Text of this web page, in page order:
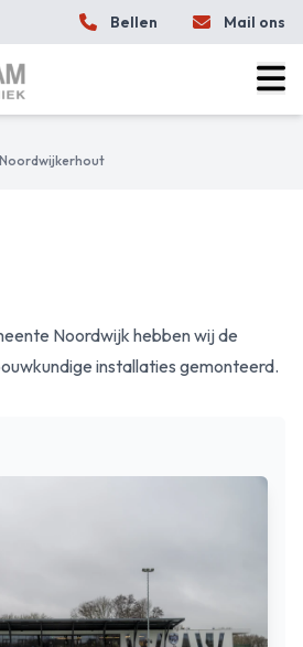
Bellen Mail ons
Noordwijkerhout
Noordwijk hebben wij de
installaties gemonteerd.